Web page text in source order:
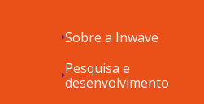
Sobre a Inwave
Pesquisa e
desenvolvimento